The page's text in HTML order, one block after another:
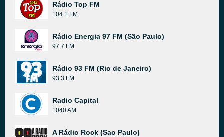
Rádio Top FM
104.1 FM
Rádio Energia 97 FM (São Paulo)
97.7 FM
Rádio 93 FM (Rio de Janeiro)
93.3 FM
Radio Capital
1040 AM
A Rádio Rock (Sao Paulo)